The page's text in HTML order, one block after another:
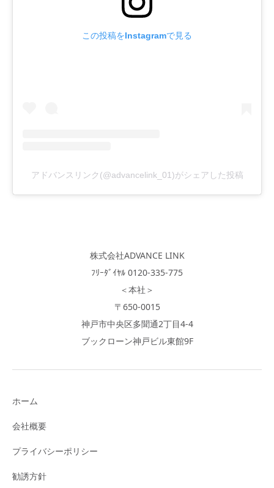
この投稿をInstagramで見る
アドバンスリンク(@advancelink_01)がシェアした投稿
株式会社ADVANCE LINK
ﾌﾘｰﾀﾞｲﾔﾙ 0120-335-775
＜本社＞
〒650-0015
神戸市中央区多聞通2丁目4-4
ブックローン神戸ビル東館9F
ホーム
会社概要
プライバシーポリシー
勧誘方針